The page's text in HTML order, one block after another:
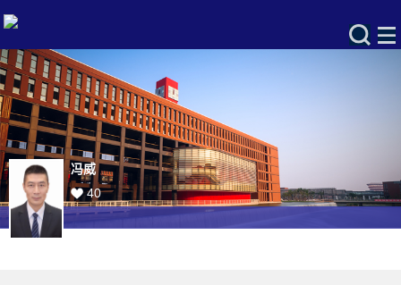
冯威
40